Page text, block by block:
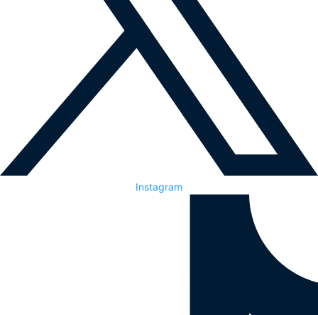
Instagram